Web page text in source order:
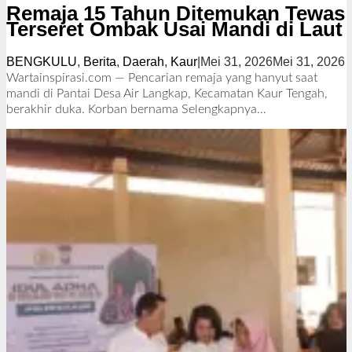
Remaja 15 Tahun Ditemukan Tewas
Terseret Ombak Usai Mandi di Laut
BENGKULU, Berita, Daerah, Kaur| Mei 31, 2026Mei 31, 2026o
i
a
r
Wartainspirasi.com — Pencarian remaja yang hanyut saat
mandi di Pantai Desa Air Langkap, Kecamatan Kaur Tengah,
berakhir duka. Korban bernama Selengkapnya…